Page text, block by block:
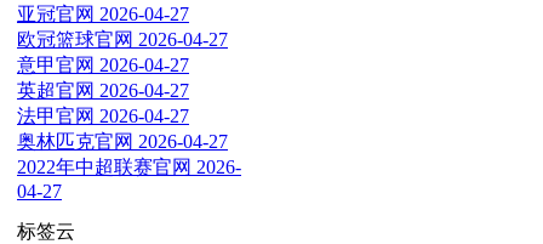
亚冠官网 2026-04-27
欧冠篮球官网 2026-04-27
意甲官网 2026-04-27
英超官网 2026-04-27
法甲官网 2026-04-27
奥林匹克官网 2026-04-27
2022年中超联赛官网 2026-
04-27
标签云